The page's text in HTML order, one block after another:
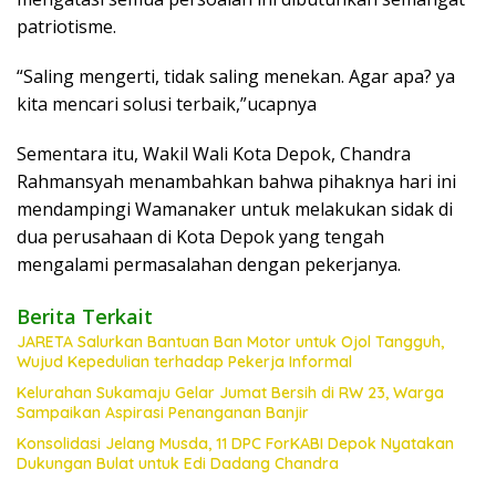
patriotisme.
“Saling mengerti, tidak saling menekan. Agar apa? ya
kita mencari solusi terbaik,”ucapnya
Sementara itu, Wakil Wali Kota Depok, Chandra
Rahmansyah menambahkan bahwa pihaknya hari ini
mendampingi Wamanaker untuk melakukan sidak di
dua perusahaan di Kota Depok yang tengah
mengalami permasalahan dengan pekerjanya.
Berita Terkait
JARETA Salurkan Bantuan Ban Motor untuk Ojol Tangguh,
Wujud Kepedulian terhadap Pekerja Informal
Kelurahan Sukamaju Gelar Jumat Bersih di RW 23, Warga
Sampaikan Aspirasi Penanganan Banjir
Konsolidasi Jelang Musda, 11 DPC ForKABI Depok Nyatakan
Dukungan Bulat untuk Edi Dadang Chandra